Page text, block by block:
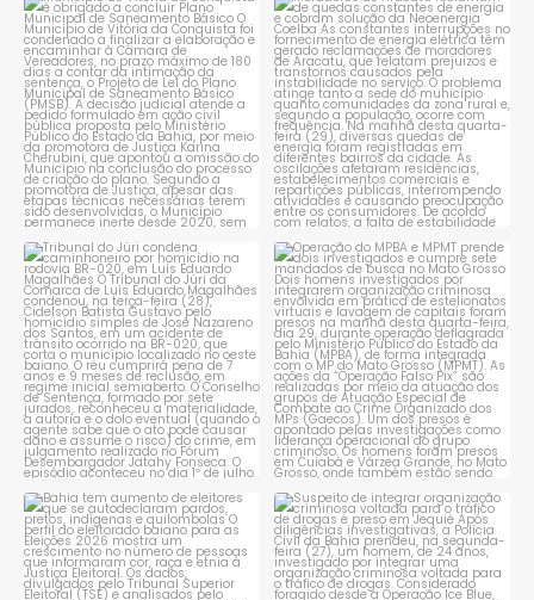
Município de Vitória da
Conquista é obrigado a...
1 0
Moradores de Aracatu
reclamam de quedas
constantes ...
1 0
Tribunal do Júri condena
caminhoneiro por...
1 0
Operação do MPBA e MPMT
prende dois investigados e...
1 0
Bahia tem aumento de eleitores
que se autodeclaram...
1 0
Suspeito de integrar
organização criminosa
voltada...
1 0